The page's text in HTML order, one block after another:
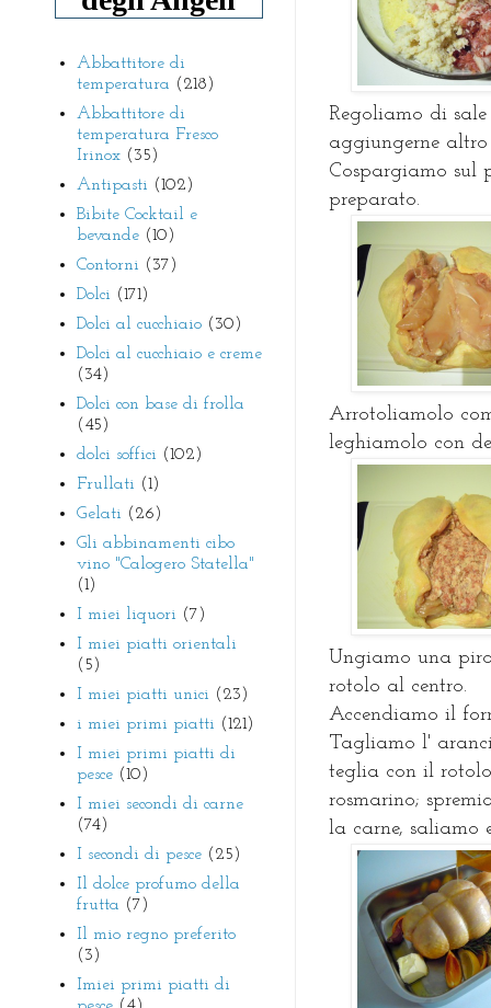
Regoliamo di
aggiungerne
Cospargiamo sul
preparato.
Arrotoliamolo
leghiamolo con
Ungiamo una
rotolo al centro.
Accendiamo il
Tagliamo l'
teglia con il
rosmarino;
la carne, saliamo
Abbattitore di
temperatura (218)
Abbattitore di
temperatura Fresco
Irinox (35)
Antipasti (102)
Bibite Cocktail e
bevande (10)
Contorni (37)
Dolci (171)
Dolci al cucchiaio (30)
Dolci al cucchiaio e creme
(34)
Dolci con base di frolla
(45)
dolci soffici (102)
Frullati (1)
Gelati (26)
Gli abbinamenti cibo
vino "Calogero Statella"
(1)
I miei liquori (7)
I miei piatti orientali
(5)
I miei piatti unici (23)
i miei primi piatti (121)
I miei primi piatti di
pesce (10)
I miei secondi di carne
(74)
I secondi di pesce (25)
Il dolce profumo della
frutta (7)
Il mio regno preferito
(3)
Imiei primi piatti di